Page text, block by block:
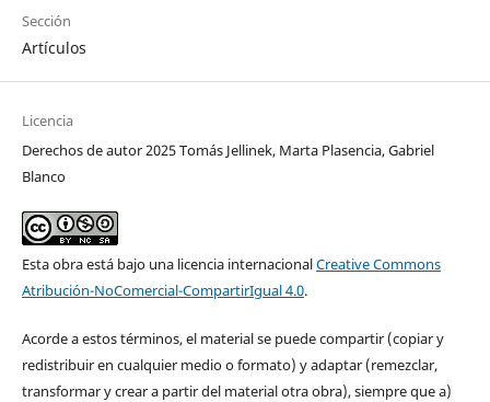
Sección
Artículos
Licencia
Derechos de autor 2025 Tomás Jellinek, Marta Plasencia, Gabriel
Blanco
Esta obra está bajo una licencia internacionalCreative Commons
Atribución-NoComercial-CompartirIgual 4.0.
Acorde a estos términos, el material se puede compartir (copiar y
redistribuir en cualquier medio o formato) y adaptar (remezclar,
transformar y crear a partir del material otra obra), siempre que a)